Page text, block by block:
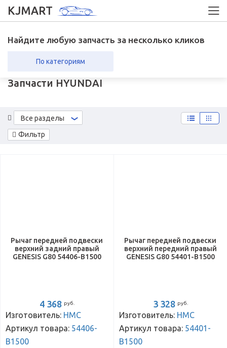
KJMART
Найдите любую запчасть за несколько кликов
По категориям
Запчасти HYUNDAI
Фильтр
Все разделы
Рычаг передней подвески
верхний задний правый
GENESIS G80 54406-B1500
4 368 руб.
Изготовитель: HMC
Артикул товара: 54406-
B1500
Рычаг передней подвески
верхний передний правый
GENESIS G80 54401-B1500
3 328 руб.
Изготовитель: HMC
Артикул товара: 54401-
B1500